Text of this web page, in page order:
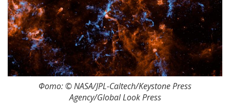
Фото: © NASA/JPL-Caltech/Keystone Press
Agency/Global Look Press